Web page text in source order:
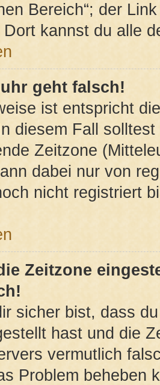
Bereich“; der
kannst du alle
geht falsch!
ist entspricht
diesem Fall solltest
Zeitzone
dabei nur von
nicht registriert
Zeitzone
sicher bist, dass
hast und die
vermutlich
Problem beheben